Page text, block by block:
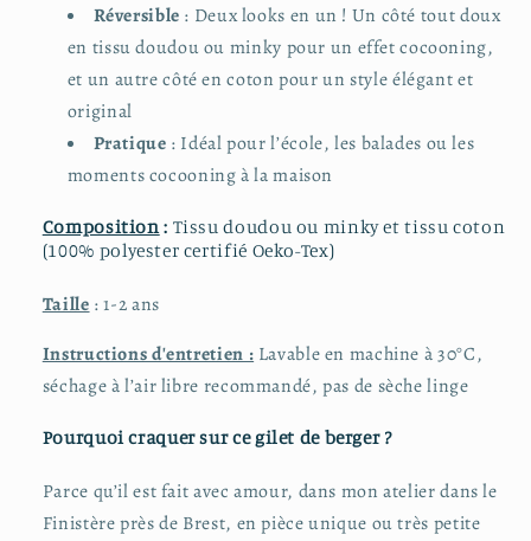
Réversible : Deux looks en un ! Un côté tout doux
en tissu doudou ou minky pour un effet cocooning,
et un autre côté en coton pour un style élégant et
original
Pratique : Idéal pour l’école, les balades ou les
moments cocooning à la maison
Composition : Tissu doudou ou minky et tissu coton
(100% polyester certifié Oeko-Tex)
Taille : 1-2 ans
Instructions d'entretien : Lavable en machine à 30°C,
séchage à l’air libre recommandé, pas de sèche linge
Pourquoi craquer sur ce gilet de berger ?
Parce qu’il est fait avec amour, dans mon atelier dans le
Finistère près de Brest, en pièce unique ou très petite